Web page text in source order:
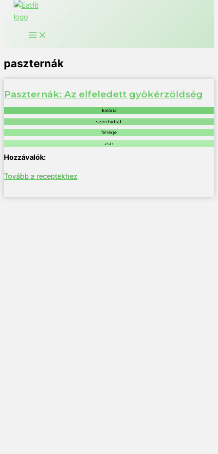
paszternák
Paszternák: Az elfeledett gyökérzöldség
kalória
szénhidrát:
fehérje
zsír:
Tovább a receptekhez